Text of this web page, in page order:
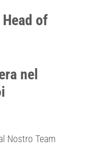
of
nel
Nostro Team